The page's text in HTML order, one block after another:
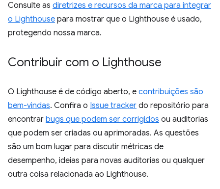
Consulte as diretrizes e recursos da marca para integrar
o Lighthouse para mostrar que o Lighthouse é usado,
protegendo nossa marca.
Contribuir com o Lighthouse
O Lighthouse é de código aberto, e contribuições são
bem-vindas. Confira o Issue tracker do repositório para
encontrar bugs que podem ser corrigidos ou auditorias
que podem ser criadas ou aprimoradas. As questões
são um bom lugar para discutir métricas de
desempenho, ideias para novas auditorias ou qualquer
outra coisa relacionada ao Lighthouse.